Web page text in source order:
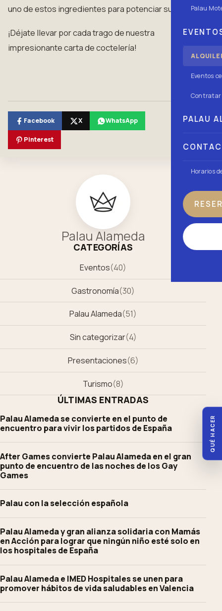
Palau
Eventos
Contratar
PALAU
Horarios
QUÉ HACER
uno de estos ingredientes para potenciar su gusto.
¡Déjate llevar por cada trago de nuestra
impresionante carta de coctelería!
Facebook X WhatsApp
Pinterest
Palau Alameda
CATEGORÍAS
Eventos(40)
Gastronomía(30)
Palau Alameda(51)
Sin categorizar(4)
Presentaciones(6)
Turismo(8)
ÚLTIMAS ENTRADAS
Palau Alameda se convierte en el punto de
encuentro para vivir los partidos de España
After Games convierte Palau Alameda en el gran
punto de encuentro de las noches de los Gay
Games
Palau con la selección española
Palau Alameda y gran alianza solidaria con Mamás
en Acción para lograr que ningún niño esté solo en
los hospitales de España
Palau Alameda e IMED Hospitales se unen para
promover hábitos de vida saludables en Valencia